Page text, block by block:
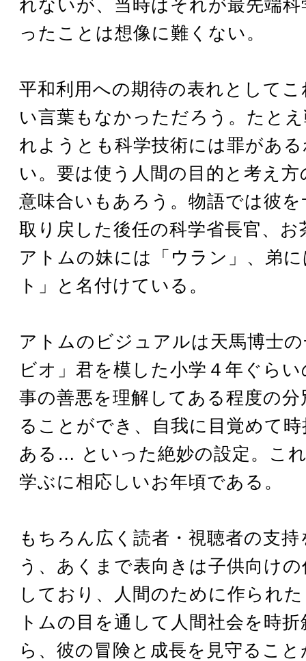
れないが、当時はそれが最先端
ったことは想像に難くない。
平和利用への期待の表れとして
い言葉もなかっただろう。たと
れようとも科学技術には罪があ
い。要は使う人間の目的と考え
意味合いもあろう。物語では彼
取り戻した後任の科学省長官、お
アトムの妹には「ウラン」、弟
ト」と名付けている。
アトムのビジュアルは天馬博士
ビオ」君を模した小学４年ぐら
事の善悪を理解してある程度の
ることができ、自我に目覚めて
ある… といった絶妙の設定。こ
学ぶに相応しいお年頃である。
もちろん広く読者・視聴者の支
う、あくまで表向きは子供向け
しており、人間のために作られ
トムの目を通して人間社会を時
ら、彼の冒険と成長を見守るこ